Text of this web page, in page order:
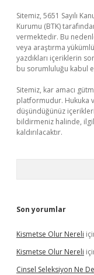
Sitemiz, 5651 Sayılı
Kurumu (BTK)
vermektedir. Bu
veya araştırma
yazdıkları içeriklerin
bu sorumluluğu kabul
Sitemiz, kar amacı
platformudur. Hukuka
düşündüğünüz
bildirmeniz halinde,
kaldırılacaktır.
Son yorumlar
Kismetse Olur Nereli
Kismetse Olur Nereli
Cinsel Seleksiyon Ne